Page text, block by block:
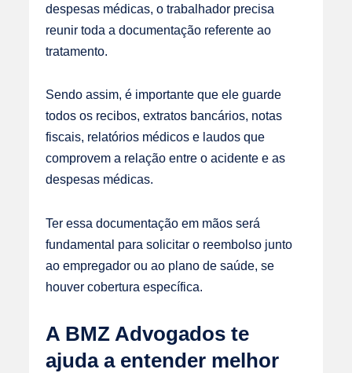
despesas médicas, o trabalhador precisa
reunir toda a documentação referente ao
tratamento.
Sendo assim, é importante que ele guarde
todos os recibos, extratos bancários, notas
fiscais, relatórios médicos e laudos que
comprovem a relação entre o acidente e as
despesas médicas.
Ter essa documentação em mãos será
fundamental para solicitar o reembolso junto
ao empregador ou ao plano de saúde, se
houver cobertura específica.
A BMZ Advogados te
ajuda a entender melhor